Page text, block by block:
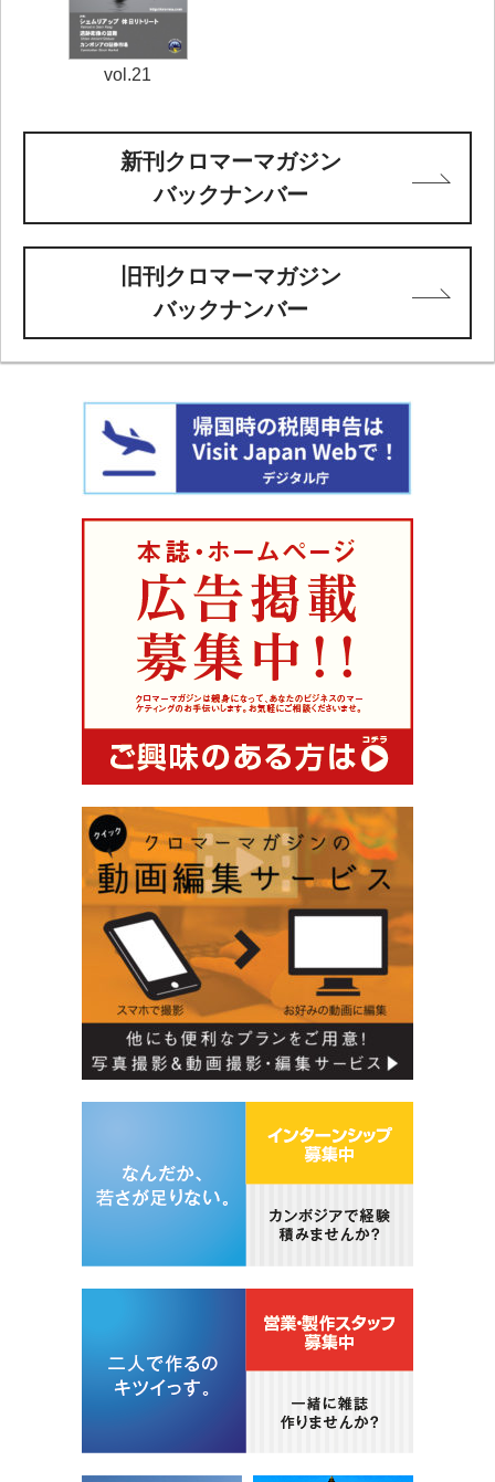
vol.21
新刊クロマーマガジン
バックナンバー
旧刊クロマーマガジン
バックナンバー